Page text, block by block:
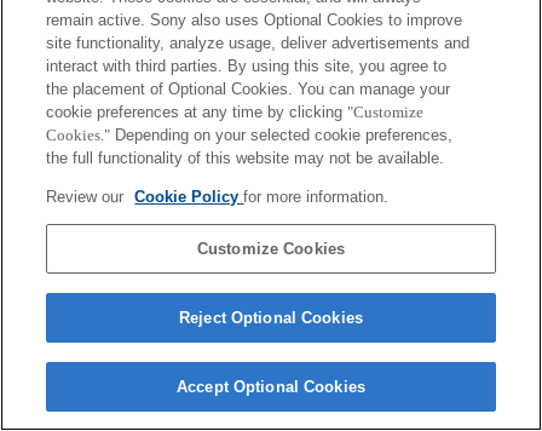
Terms of Use Contact Us
Copyright 2026 Sony Corporation
remain active. Sony also uses Optional Cookies to improve
site functionality, analyze usage, deliver advertisements and
interact with third parties. By using this site, you agree to
the placement of Optional Cookies. You can manage your
cookie preferences at any time by clicking "Customize
Cookies." Depending on your selected cookie preferences,
the full functionality of this website may not be available.
Review our Cookie Policyfor more information.
Customize Cookies
Reject Optional Cookies
Accept Optional Cookies